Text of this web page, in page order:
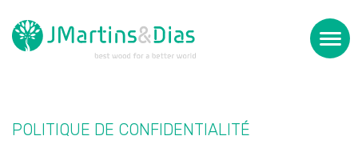
POLITIQUE DE CONFIDENTIALITÉ